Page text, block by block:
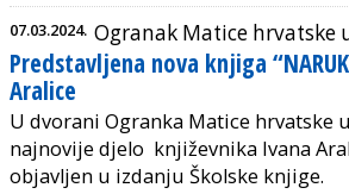
07.03.2024. Ogranak Matice hrvatske
Predstavljena nova knjiga
Aralice
U dvorani Ogranka Matice hrvatske
najnovije djelo književnika Ivana
objavljen u izdanju Školske knjige.